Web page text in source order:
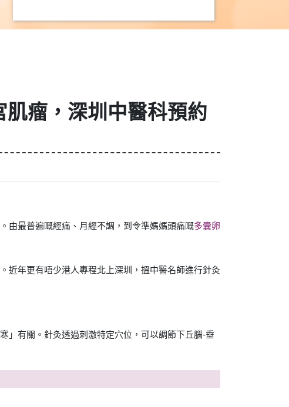
瘤，深圳中醫科預約
由最普遍嘅經痛、月經不調，到令準媽媽頭痛嘅多囊卵
近年更有唔少港人專程北上深圳，搵中醫名師進行針灸
」有關。針灸透過刺激特定穴位，可以調節下丘腦-垂